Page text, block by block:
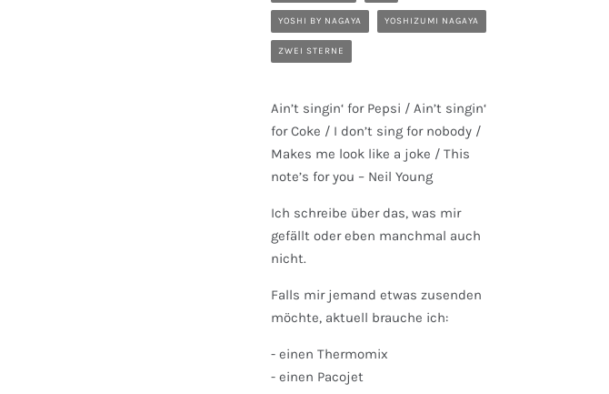
YOSHI BY NAGAYA YOSHIZUMI NAGAYA
ZWEI STERNE
Ain’t singin‘ for Pepsi / Ain’t singin‘
for Coke / I don’t sing for nobody /
Makes me look like a joke / This
note’s for you – Neil Young
Ich schreibe über das, was mir
gefällt oder eben manchmal auch
nicht.
Falls mir jemand etwas zusenden
möchte, aktuell brauche ich:
- einen Thermomix
- einen Pacojet